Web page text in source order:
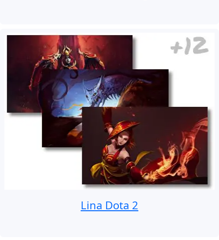
Lina Dota 2